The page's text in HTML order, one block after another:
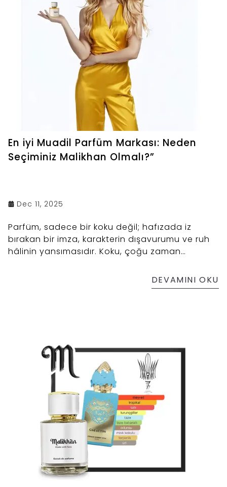
En iyi Muadil Parfüm Markası: Neden
Seçiminiz Malikhan Olmalı?”
Dec 11, 2025
Parfüm, sadece bir koku değil; hafızada iz
bırakan bir imza, karakterin dışavurumu ve ruh
hâlinin yansımasıdır. Koku, çoğu zaman
yüzden, kaliteden ödün vermeden özgün ve
ulaşılabilir parfümler arayanların yolu Malikhan
DEVAMINI OKU